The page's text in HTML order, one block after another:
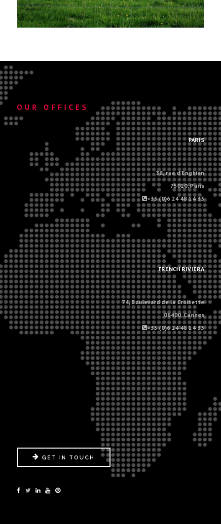
OUR OFFICES
.
PARIS
38, rue d'Enghien
75010, Paris
+33 (0)6 24 48 14 33
.
.
FRENCH RIVIERA
74, Boulevard de la Croisette
06400, Cannes
+33 (0)6 24 48 14 33
GET IN TOUCH